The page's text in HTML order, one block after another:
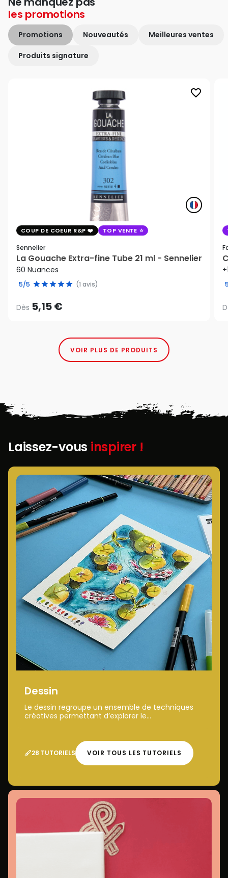
les promotions
Promotions Nouveautés Meilleures ventes
Produits signature
favorite_border
COUP DE COEUR R&P TOP VENTE
Sennelier
La Gouache Extra-fine Tube 21 ml - Sennelier
60 Nuances
5/5 (1 avis)
Dès 5,15 €
VOIR PLUS DE PRODUITS
Laissez-vous inspirer !
Dessin
Le dessin regroupe un ensemble de techniques
créatives permettant d’explorer le...
28 TUTORIELS VOIR TOUS LES TUTORIELS